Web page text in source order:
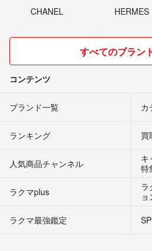
CHANEL HERMES
すべてのブラン
コンテンツ
ブランド一覧 カ
ランキング 買
人気商品チャンネル
キ
特
ラクマplus
ラ
ラクマ最強鑑定